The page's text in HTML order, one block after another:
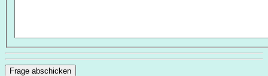
Frage abschicken